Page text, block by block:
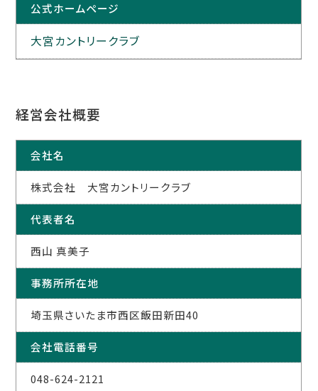
公式ホームページ
大宮カントリークラブ
経営会社概要
会社名
株式会社 大宮カントリークラブ
代表者名
西山 真美子
事務所所在地
埼玉県さいたま市西区飯田新田40
会社電話番号
048-624-2121